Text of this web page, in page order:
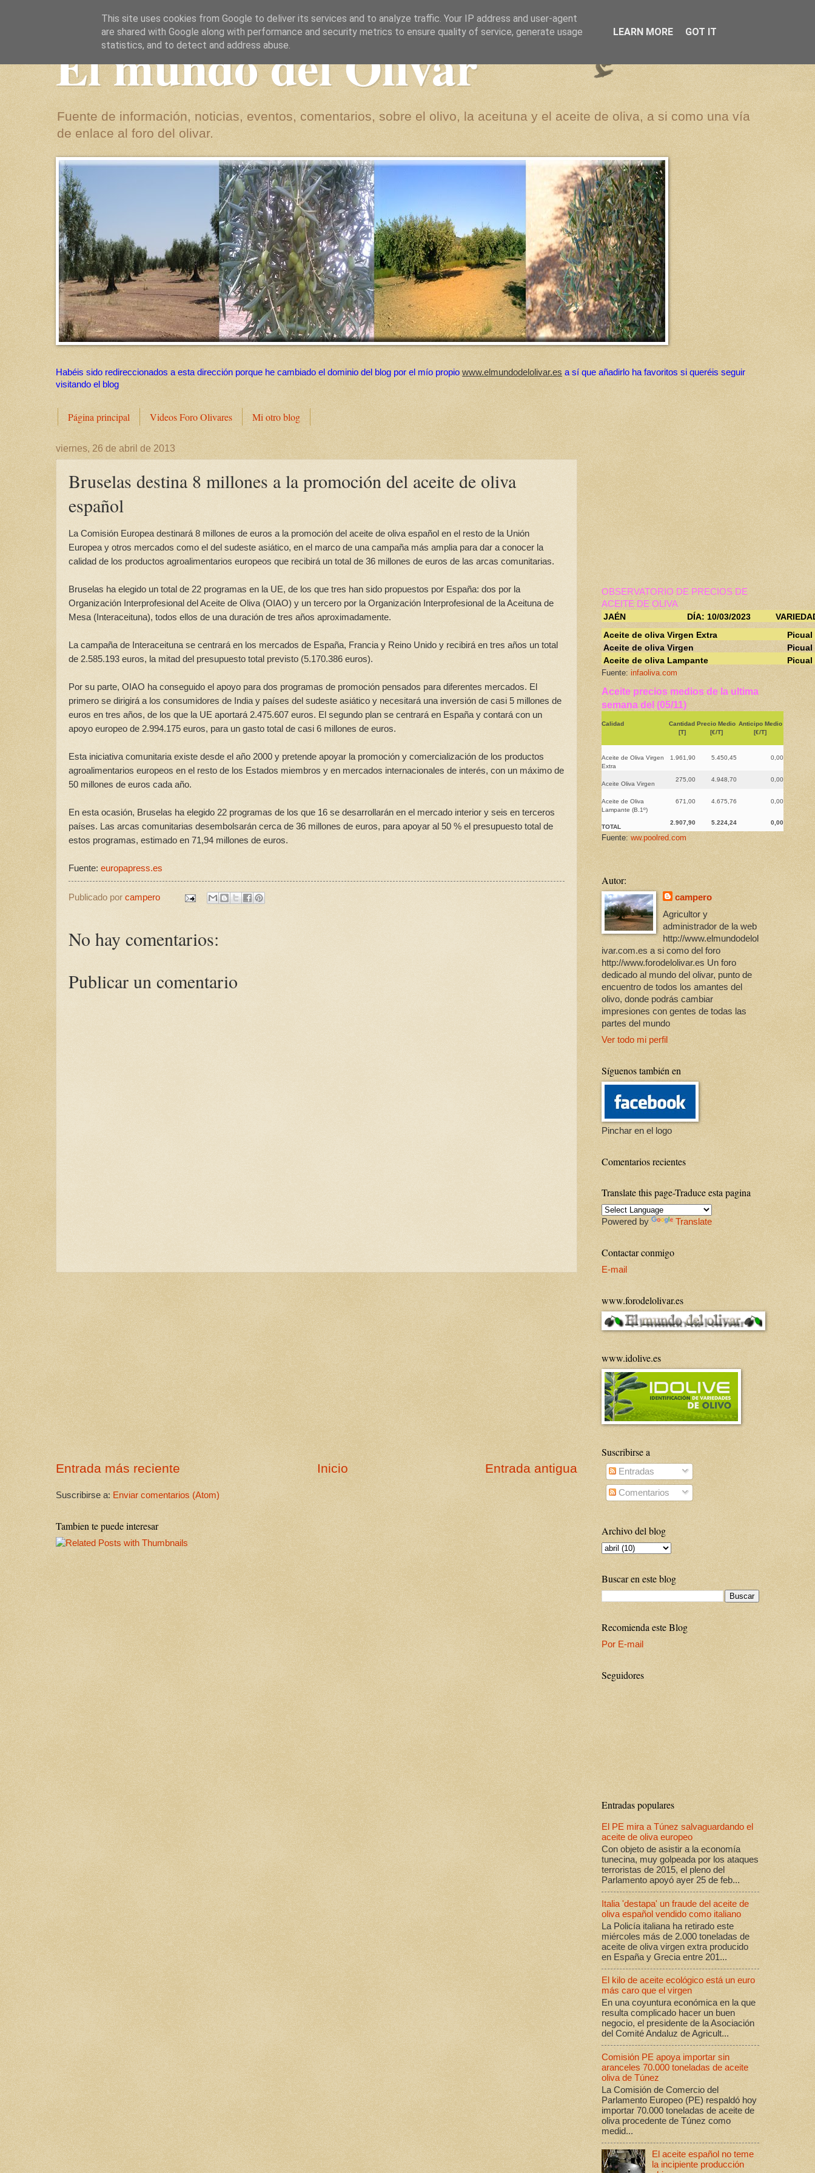
El mundo del Olivar
Fuente de información, noticias, eventos, comentarios, sobre el olivo, la aceituna y el aceite de oliva, a si como una vía
de enlace al foro del olivar.
Habéis sido redireccionados a esta dirección porque he cambiado el dominio del blog por el mío propio www.elmundodelolivar.es a sí que añadirlo ha favoritos si queréis seguir
visitando el blog
Página principal Videos Foro Olivares Mi otro blog
viernes, 26 de abril de 2013
Bruselas destina 8 millones a la promoción del aceite de oliva
español
La Comisión Europea destinará 8 millones de euros a la promoción del aceite de oliva español en el resto de la Unión
Europea y otros mercados como el del sudeste asiático, en el marco de una campaña más amplia para dar a conocer la
calidad de los productos agroalimentarios europeos que recibirá un total de 36 millones de euros de las arcas comunitarias.
Bruselas ha elegido un total de 22 programas en la UE, de los que tres han sido propuestos por España: dos por la
Organización Interprofesional del Aceite de Oliva (OIAO) y un tercero por la Organización Interprofesional de la Aceituna de
Mesa (Interaceituna), todos ellos de una duración de tres años aproximadamente.
La campaña de Interaceituna se centrará en los mercados de España, Francia y Reino Unido y recibirá en tres años un total
de 2.585.193 euros, la mitad del presupuesto total previsto (5.170.386 euros).
Por su parte, OIAO ha conseguido el apoyo para dos programas de promoción pensados para diferentes mercados. El
primero se dirigirá a los consumidores de India y países del sudeste asiático y necesitará una inversión de casi 5 millones de
euros en tres años, de los que la UE aportará 2.475.607 euros. El segundo plan se centrará en España y contará con un
apoyo europeo de 2.994.175 euros, para un gasto total de casi 6 millones de euros.
Esta iniciativa comunitaria existe desde el año 2000 y pretende apoyar la promoción y comercialización de los productos
agroalimentarios europeos en el resto de los Estados miembros y en mercados internacionales de interés, con un máximo de
50 millones de euros cada año.
En esta ocasión, Bruselas ha elegido 22 programas de los que 16 se desarrollarán en el mercado interior y seis en terceros
países. Las arcas comunitarias desembolsarán cerca de 36 millones de euros, para apoyar al 50 % el presupuesto total de
estos programas, estimado en 71,94 millones de euros.
Fuente: europapress.es
Publicado por campero
No hay comentarios:
Publicar un comentario
Entrada más reciente Entrada antigua
Inicio
Suscribirse a: Enviar comentarios (Atom)
Tambien te puede interesar
OBSERVATORIO DE PRECIOS DE
ACEITE DE OLIVA
JAÉN
DÍA: 10/03/2023
Aceite de oliva Virgen Extra
Picual
Aceite de oliva Virgen
Picual
Aceite de oliva Lampante
Picual
Fuente: infaoliva.com
Aceite precios medios de la ultima
semana del (05/11)
Calidad
Cantidad
[T]
Precio Medio
[€/T]
Anticipo Medio
[€/T]
Aceite de Oliva Virgen
Extra
1.961,90 5.450,45 0,00
Aceite Oliva Virgen
275,00 4.948,70 0,00
Aceite de Oliva
Lampante (B.1º)
671,00 4.675,76 0,00
TOTAL
2.907,90 5.224,24 0,00
Fuente: ww.poolred.com
Autor:
campero
Agricultor y
administrador de la web
http://www.elmundodelol
ivar.com.es a si como del foro
http://www.forodelolivar.es Un foro
dedicado al mundo del olivar, punto de
encuentro de todos los amantes del
olivo, donde podrás cambiar
impresiones con gentes de todas las
partes del mundo
Ver todo mi perfil
Síguenos también en
Pinchar en el logo
Comentarios recientes
Translate this page-Traduce esta pagina
Powered by Translate
Contactar conmigo
E-mail
www.forodelolivar.es
www.idolive.es
Suscribirse a
Entradas
Comentarios
Archivo del blog
Buscar en este blog
Recomienda este Blog
Por E-mail
Seguidores
Entradas populares
El PE mira a Túnez salvaguardando el
aceite de oliva europeo
Con objeto de asistir a la economía
tunecina, muy golpeada por los ataques
terroristas de 2015, el pleno del
Parlamento apoyó ayer 25 de feb...
Italia 'destapa' un fraude del aceite de
oliva español vendido como italiano
La Policía italiana ha retirado este
miércoles más de 2.000 toneladas de
aceite de oliva virgen extra producido
en España y Grecia entre 201...
El kilo de aceite ecológico está un euro
más caro que el virgen
En una coyuntura económica en la que
resulta complicado hacer un buen
negocio, el presidente de la Asociación
del Comité Andaluz de Agricult...
Comisión PE apoya importar sin
aranceles 70.000 toneladas de aceite
oliva de Túnez
La Comisión de Comercio del
Parlamento Europeo (PE) respaldó hoy
importar 70.000 toneladas de aceite de
oliva procedente de Túnez como
medid...
El aceite español no teme
la incipiente producción
This site uses cookies from Google to deliver its services and to analyze traffic. Your IP address and user-agent
are shared with Google along with performance and security metrics to ensure quality of service, generate usage
statistics, and to detect and address abuse.
LEARN MORE GOT IT